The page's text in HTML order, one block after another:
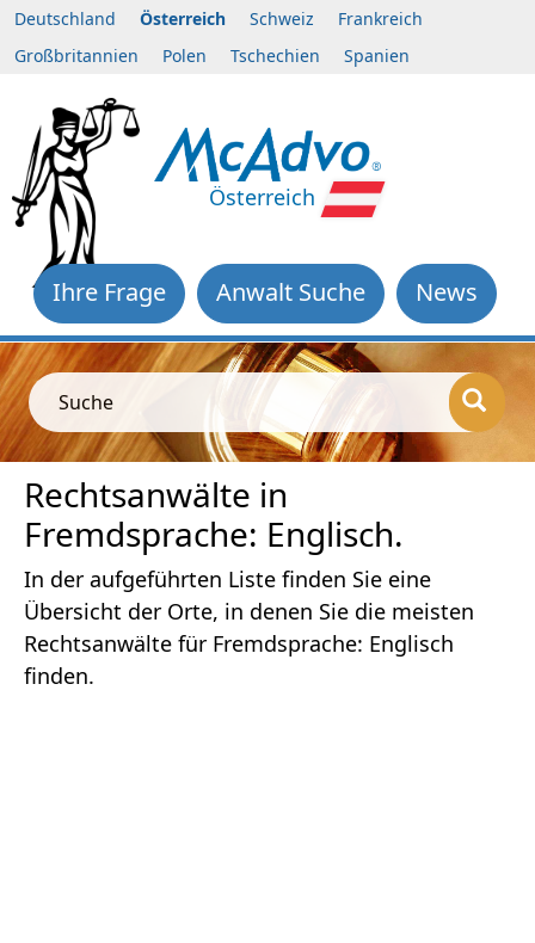
Deutschland Österreich Schweiz
Frankreich
Großbritannien
Polen Tschechien Spanien
Österreich
News
Anwalt Suche
Ihre Frage
Suche
Rechtsanwälte in
Fremdsprache: Englisch.
In der aufgeführten Liste finden Sie eine
Übersicht der Orte, in denen Sie die meisten
Rechtsanwälte für Fremdsprache: Englisch
finden.